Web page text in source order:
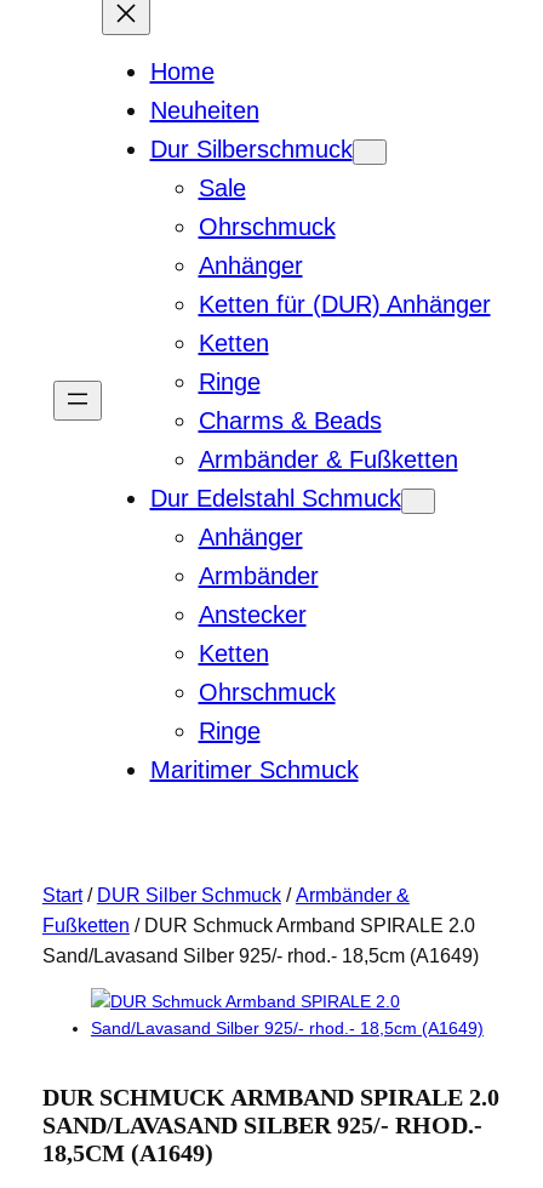
Home
Neuheiten
Dur Silberschmuck
Sale
Ohrschmuck
Anhänger
Ketten für (DUR) Anhänger
Ketten
Ringe
Charms & Beads
Armbänder & Fußketten
Dur Edelstahl Schmuck
Anhänger
Armbänder
Anstecker
Ketten
Ohrschmuck
Ringe
Maritimer Schmuck
Start/ DUR Silber Schmuck/Armbänder &
Fußketten / DUR Schmuck Armband SPIRALE 2.0
Sand/Lavasand Silber 925/- rhod.- 18,5cm (A1649)
DUR SCHMUCK ARMBAND SPIRALE 2.0
SAND/LAVASAND SILBER 925/- RHOD.-
18,5CM (A1649)